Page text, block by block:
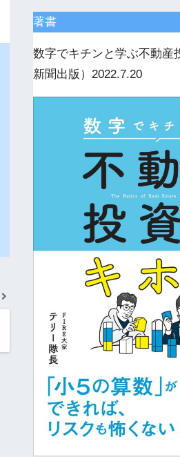
著書
数字でキチンと学ぶ不動産
新聞出版）2022.7.20